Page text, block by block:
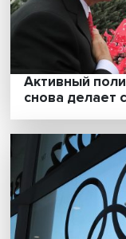
Укрощение